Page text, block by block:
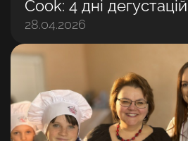
Cook: 4 дні дегустацій
задоволених гостей
28.04.2026